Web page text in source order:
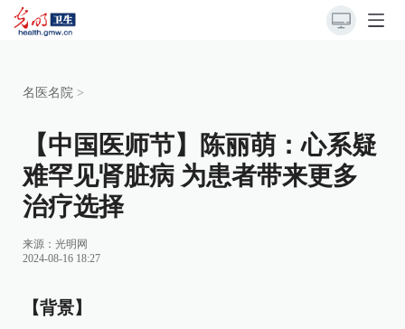
名医名院 >
【中国医师节】陈丽萌：心系疑
难罕见肾脏病 为患者带来更多
治疗选择
来源：光明网
2024-08-16 18:27
【背景】